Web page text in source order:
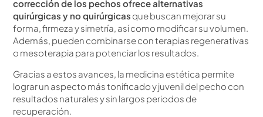
corrección de los pechos ofrece alternativas
quirúrgicas y no quirúrgicas que buscan mejorar su
forma, firmeza y simetría, así como modificar su volumen.
Además, pueden combinarse con terapias regenerativas
o mesoterapia para potenciar los resultados.
Gracias a estos avances, la medicina estética permite
lograr un aspecto más tonificado y juvenil del pecho con
resultados naturales y sin largos periodos de
recuperación.